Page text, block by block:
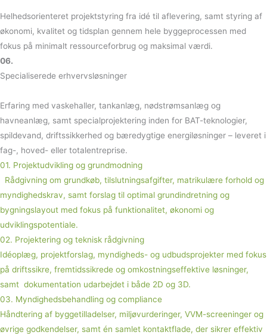
Helhedsorienteret projektstyring fra idé til aflevering, samt styring af
økonomi, kvalitet og tidsplan gennem hele byggeprocessen med
fokus på minimalt ressourceforbrug og maksimal værdi.
06.
Specialiserede erhvervsløsninger
Erfaring med vaskehaller, tankanlæg, nødstrømsanlæg og
havneanlæg, samt specialprojektering inden for BAT-teknologier,
spildevand, driftssikkerhed og bæredygtige energiløsninger – leveret i
fag-, hoved- eller totalentreprise.
01. Projektudvikling og grundmodning
Rådgivning om grundkøb, tilslutningsafgifter, matrikulære forhold og
myndighedskrav, samt forslag til optimal grundindretning og
bygningslayout med fokus på funktionalitet, økonomi og
udviklingspotentiale.
02. Projektering og teknisk rådgivning
Idéoplæg, projektforslag, myndigheds- og udbudsprojekter med fokus
på driftssikre, fremtidssikrede og omkostningseffektive løsninger,
samt dokumentation udarbejdet i både 2D og 3D.
03. Myndighedsbehandling og compliance
Håndtering af byggetilladelser, miljøvurderinger, VVM-screeninger og
øvrige godkendelser, samt én samlet kontaktflade, der sikrer effektiv